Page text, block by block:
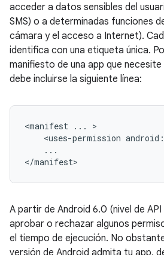
acceder a datos sensibles del
SMS) o a determinadas funciones
cámara y el acceso a Internet).
identifica con una etiqueta única.
manifiesto de una app que necesite
debe incluirse la siguiente línea:
<manifest ...
<uses-permission
...
</manifest>
A partir de Android 6.0 (nivel de API
aprobar o rechazar algunos
el tiempo de ejecución. No
versión de Android admita tu app,